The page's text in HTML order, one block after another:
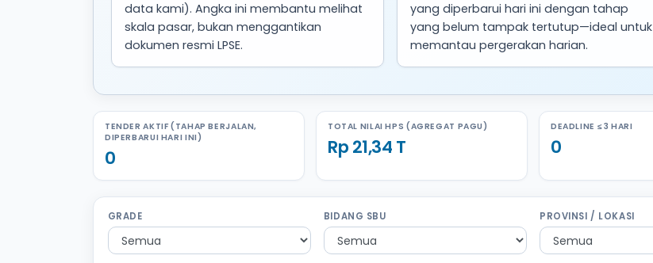
data kami). Angka ini membantu melihat
skala pasar, bukan menggantikan
dokumen resmi LPSE.
yang diperbarui hari ini dengan tahap
yang belum tampak tertutup—ideal untuk
memantau pergerakan harian.
TENDER AKTIF (TAHAP BERJALAN,
DIPERBARUI HARI INI)
0
TOTAL NILAI HPS (AGREGAT PAGU)
Rp 21,34 T
DEADLINE ≤ 3 HARI
0
GRADE BIDANG SBU PROVINSI / LOKASI